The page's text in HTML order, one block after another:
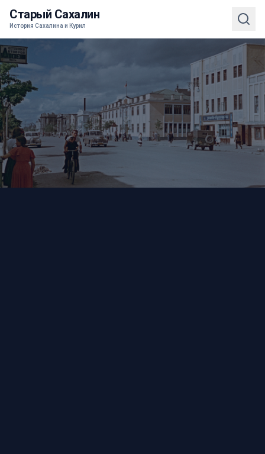
Старый Сахалин
История Сахалина и Курил